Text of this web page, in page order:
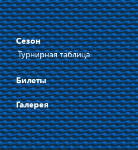
Сезон
Турнирная таблица
Билеты
Галерея